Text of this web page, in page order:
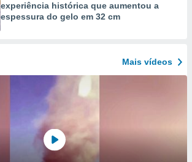
experiência histórica que aumentou a
espessura do gelo em 32 cm
Mais vídeos